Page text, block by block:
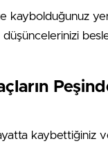
düşüncelerinizi
kaybettiğiniz